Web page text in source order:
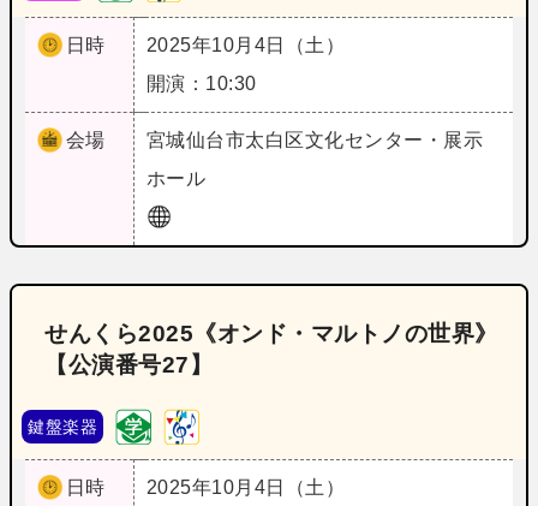
日時
2025年10月4日（土）
開演：10:30
会場 宮城仙台市太白区文化センター・展示
ホール
せんくら2025《オンド・マルトノの世界》
【公演番号27】
鍵盤楽器
日時 2025年10月4日（土）